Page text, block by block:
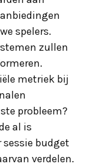
spelers.
zullen
metriek bij
probleem?
al is
budget
verdelen.